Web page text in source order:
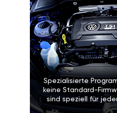
Spezialisierte
keine Standard-
sind speziell für